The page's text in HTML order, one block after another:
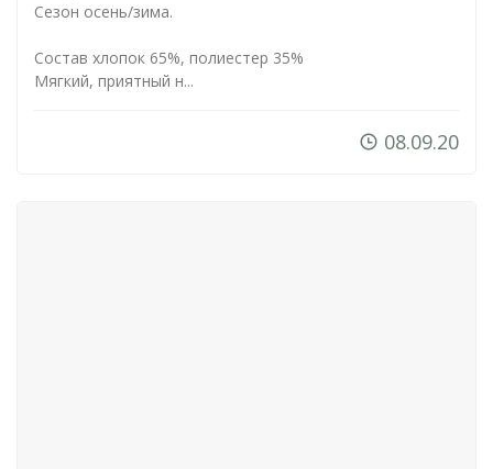
Сезон осень/зима.
Состав хлопок 65%, полиестер 35%
Мягкий, приятный н...
08.09.20